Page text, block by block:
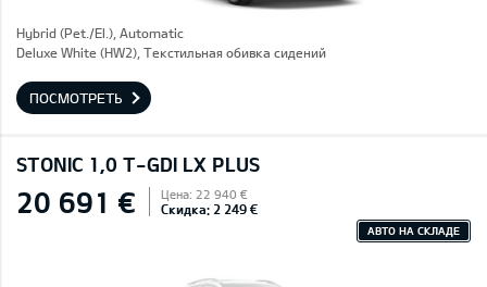
Hybrid (Pet./El.), Automatic
Deluxe White (HW2), Текстильная обивка сидений
ПОСМОТРЕТЬ
STONIC 1,0 T-GDI LX PLUS
20 691 € Цена: 22 940 €
Скидка: 2 249 €
АВТО НА СКЛАДЕ